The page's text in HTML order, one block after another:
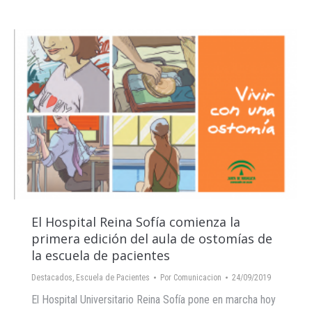
El Hospital Reina Sofía comienza la
primera edición del aula de ostomías de
la escuela de pacientes
Destacados, Escuela de Pacientes Por Comunicacion 24/09/2019
El Hospital Universitario Reina Sofía pone en marcha hoy